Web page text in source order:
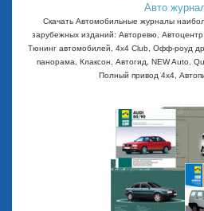
Авто
Скачать Автомобильные журналы
зарубежных изданий: Авторевю,
Тюнинг автомобилей, 4x4 Club, Офф-роуд
панорама, Клаксон, Автогид, NEW Auto,
Полный привод 4х4,